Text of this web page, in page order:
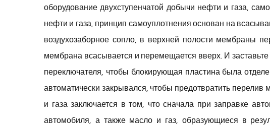
оборудование двухступенчатой ​​добычи нефти и газа,
нефти и газа, принцип самоуплотнения основан на
воздухозаборное сопло, в верхней полости мембраны
мембрана всасывается и перемещается вверх. И
переключателя, чтобы блокирующая пластина была
автоматически закрывался, чтобы предотвратить
и газа заключается в том, что сначала при заправке
автомобиля, а также масло и газ, образующиеся в